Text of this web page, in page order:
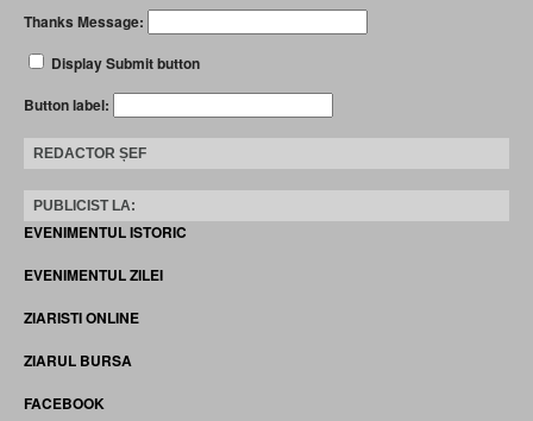
Thanks Message:
Display Submit button
Button label:
REDACTOR ȘEF
PUBLICIST LA:
EVENIMENTUL ISTORIC
EVENIMENTUL ZILEI
ZIARISTI ONLINE
ZIARUL BURSA
FACEBOOK